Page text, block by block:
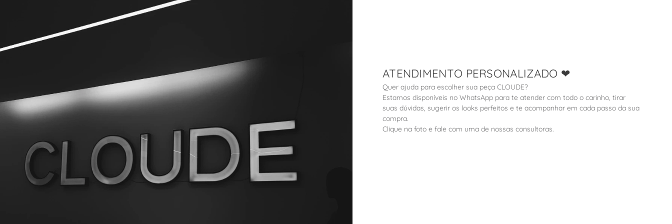
ATENDIMENTO PERSONALIZADO ❤
Quer ajuda para escolher sua peça CLOUDE?
Estamos disponíveis no WhatsApp para te atender com todo o carinho, tirar
suas dúvidas, sugerir os looks perfeitos e te acompanhar em cada passo da sua
compra.
Clique na foto e fale com uma de nossas consultoras.